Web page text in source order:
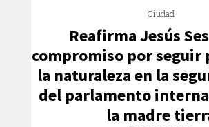
Ciudad
Reafirma Jesús
compromiso por seguir
la naturaleza en la
del parlamento
la madre